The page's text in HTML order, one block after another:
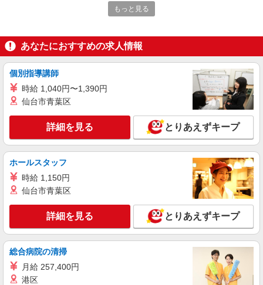
当 時給＋100円（22時まで）
キープ 詳細を見る
アルバイト
デンハム
［アルバイト・パート］時給1,300円〜 ※試用
期間（3ヶ月間）：時給1,250円 ※経験・能力によ
り優遇します。
キープ 詳細を見る
契約社員
アクアスキュータム ホワイトレーベル
アパレル販売スタッフ
［アルバイト］時給1,226円〜 ［契約社員］月
給210,000円〜 ※経験・能力により優遇します。
玉川高島屋S・C 東京都世田谷区玉川3丁目17
もっと見る
あなたにおすすめの求人情報
個別指導講師
時給 1,040円〜1,390円
仙台市青葉区
詳細を見る とりあえずキープ
ホールスタッフ
時給 1,150円
仙台市青葉区
詳細を見る とりあえずキープ
総合病院の清掃
月給 257,400円
港区